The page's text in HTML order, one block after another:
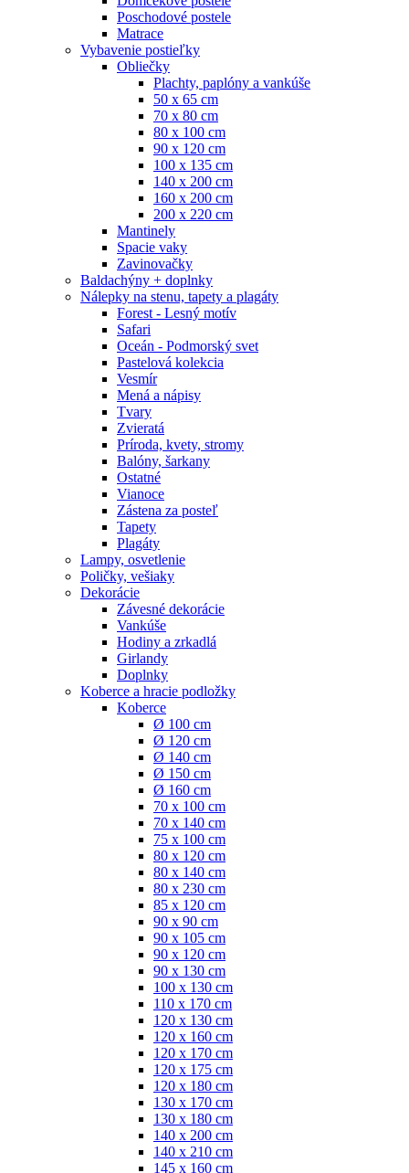
Poschodové postele
Matrace
Vybavenie postieľky
Obliečky
Plachty, paplóny a vankúše
50 x 65 cm
70 x 80 cm
80 x 100 cm
90 x 120 cm
100 x 135 cm
140 x 200 cm
160 x 200 cm
200 x 220 cm
Mantinely
Spacie vaky
Zavinovačky
Baldachýny + doplnky
Nálepky na stenu, tapety a plagáty
Forest - Lesný motív
Safari
Oceán - Podmorský svet
Pastelová kolekcia
Vesmír
Mená a nápisy
Tvary
Zvieratá
Príroda, kvety, stromy
Balóny, šarkany
Ostatné
Vianoce
Zástena za posteľ
Tapety
Plagáty
Lampy, osvetlenie
Poličky, vešiaky
Dekorácie
Závesné dekorácie
Vankúše
Hodiny a zrkadlá
Girlandy
Doplnky
Koberce a hracie podložky
Koberce
Ø 100 cm
Ø 120 cm
Ø 140 cm
Ø 150 cm
Ø 160 cm
70 x 100 cm
70 x 140 cm
75 x 100 cm
80 x 120 cm
80 x 140 cm
80 x 230 cm
85 x 120 cm
90 x 90 cm
90 x 105 cm
90 x 120 cm
90 x 130 cm
100 x 130 cm
110 x 170 cm
120 x 130 cm
120 x 160 cm
120 x 170 cm
120 x 175 cm
120 x 180 cm
130 x 170 cm
130 x 180 cm
140 x 200 cm
140 x 210 cm
145 x 160 cm